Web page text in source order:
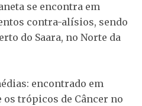
se encontra em
contra-alísios, sendo
do Saara, no Norte da
encontrado em
trópicos de Câncer no